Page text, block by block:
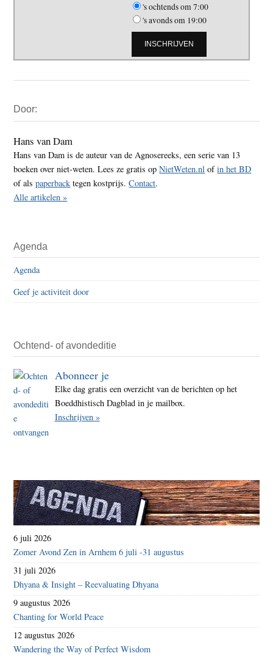
's ochtends om 7:00
's avonds om 19:00
Sidebar
Door:
Hans van Dam
Hans van Dam is de auteur van de Agnosereeks, een serie van 13
boeken over niet-weten. Lees ze gratis opNietWeten.nl ofin het BD
of alspaperback tegen kostprijs.Contact.
Alle artikelen »
Agenda
Agenda
Geef je activiteit door
Ochtend- of avondeditie
Abonneer je
Elke dag gratis een overzicht van de berichten op het
Boeddhistisch Dagblad in je mailbox.
Inschrijven »
6 juli 2026
Zomer Avond Zen in Arnhem 6 juli -31 augustus
31 juli 2026
Dhyana & Insight – Reevaluating Dhyana
9 augustus 2026
Chanting for World Peace
12 augustus 2026
Wandering the Way of Perfect Wisdom